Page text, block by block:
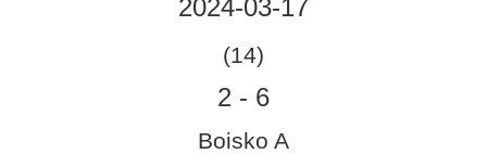
2024-03-17
(14)
2 - 6
Boisko A